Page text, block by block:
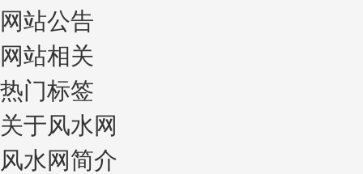
网站公告
网站相关
热门标签
关于风水网
风水网简介